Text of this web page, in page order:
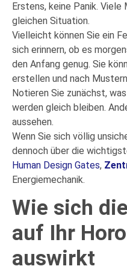
Erstens, keine Panik.
gleichen Situation.
Vielleicht können Sie ein
sich erinnern, ob es
den Anfang genug. Sie
erstellen und nach
Notieren Sie zunächst,
werden gleich bleiben.
aussehen.
Wenn Sie sich völlig
dennoch über die
Human Design Gates,
Energiemechanik.
Wie sich
auf Ihr
auswirkt